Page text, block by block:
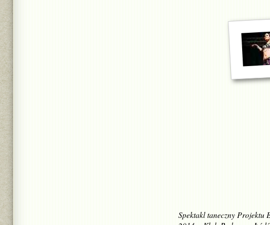
Spektakl taneczny Projektu